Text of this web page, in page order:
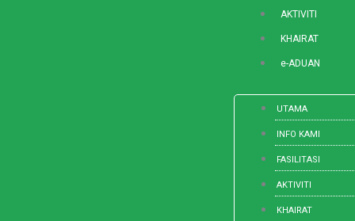
AKTIVITI
KHAIRAT
e-ADUAN
UTAMA
INFO KAMI
FASILITASI
AKTIVITI
KHAIRAT